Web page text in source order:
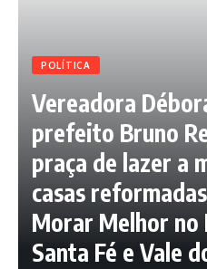
POLÍTICA
Vereadora
prefeito Bruno
praça de lazer a
casas
Morar Melhor no
Santa Fé e Vale